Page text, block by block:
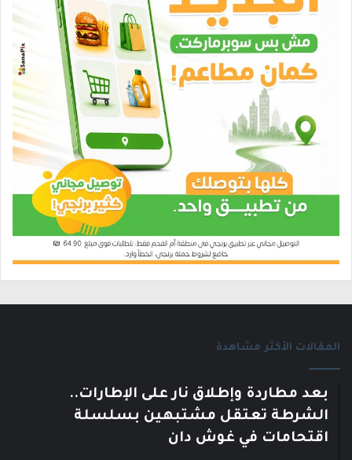
المقالات الأكثر مشاهدة
بعد مطاردة وإطلاق نار على الإطارات..
الشرطة تعتقل مشتبهين بسلسلة
اقتحامات في غوش دان